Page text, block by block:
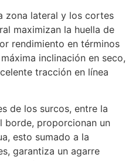
zona lateral y los cortes
maximizan la huella de
rendimiento en términos
inclinación en seco,
tracción en línea
de los surcos, entre la
borde, proporcionan un
esto sumado a la
garantiza un agarre